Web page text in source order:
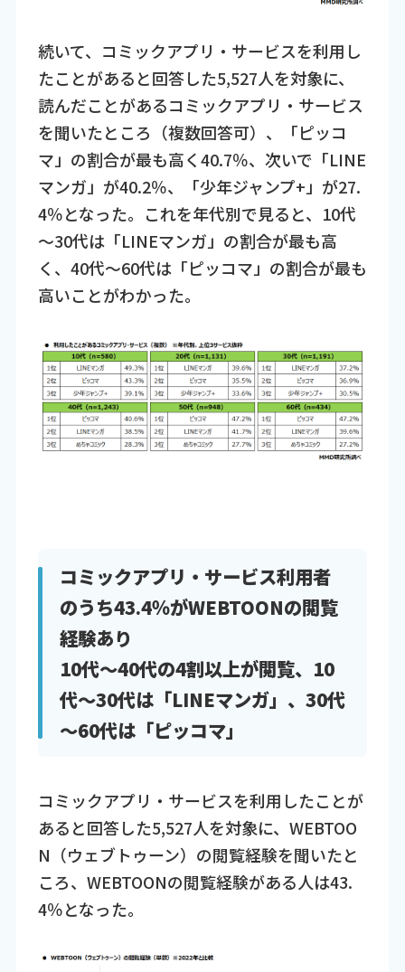
続いて、コミックアプリ・サービスを利用し
たことがあると回答した5,527人を対象に、
読んだことがあるコミックアプリ・サービス
を聞いたところ（複数回答可）、「ピッコ
マ」の割合が最も高く40.7％、次いで「LINE
マンガ」が40.2％、「少年ジャンプ+」が27.
4％となった。これを年代別で見ると、10代
～30代は「LINEマンガ」の割合が最も高
く、40代～60代は「ピッコマ」の割合が最も
高いことがわかった。
コミックアプリ・サービス利用者
のうち43.4％がWEBTOONの閲覧
経験あり
10代～40代の4割以上が閲覧、10
代～30代は「LINEマンガ」、30代
～60代は「ピッコマ」
コミックアプリ・サービスを利用したことが
あると回答した5,527人を対象に、WEBTOO
N（ウェブトゥーン）の閲覧経験を聞いたと
ころ、WEBTOONの閲覧経験がある人は43.
4％となった。